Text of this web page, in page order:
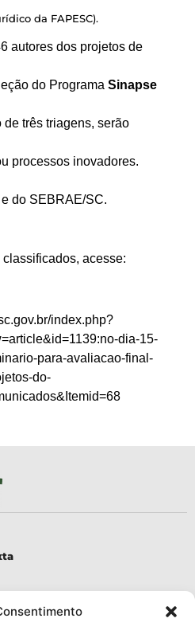
da FAPESC).
autores dos projetos de
do Programa Sinapse
de três triagens, serão
processos inovadores.
do SEBRAE/SC.
acesse:
index.php?
dia-15-
para-avaliacao-final-
do-